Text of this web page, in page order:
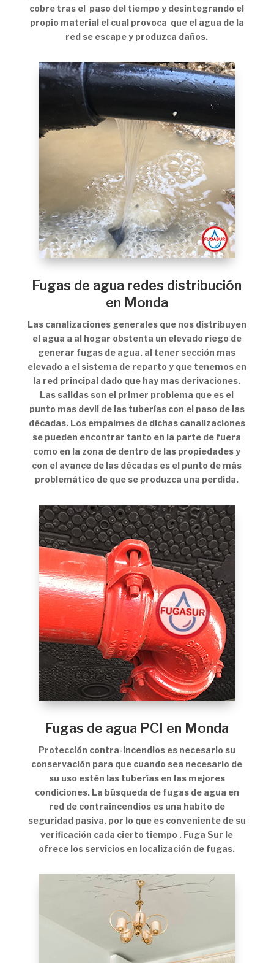
cobre tras el paso del tiempo y desintegrando el
propio material el cual provoca que el agua de la
red se escape y produzca daños.
Fugas de agua redes distribución
en Monda
Las canalizaciones generales que nos distribuyen
el agua a al hogar obstenta un elevado riego de
generar fugas de agua, al tener sección mas
elevado a el sistema de reparto y que tenemos en
la red principal dado que hay mas derivaciones.
Las salidas son el primer problema que es el
punto mas devil de las tuberías con el paso de las
décadas. Los empalmes de dichas canalizaciones
se pueden encontrar tanto en la parte de fuera
como en la zona de dentro de las propiedades y
con el avance de las décadas es el punto de más
problemático de que se produzca una perdida.
Fugas de agua PCI en Monda
Protección contra-incendios es necesario su
conservación para que cuando sea necesario de
su uso estén las tuberías en las mejores
condiciones. La búsqueda de fugas de agua en
red de contraincendios es una habito de
seguridad pasiva, por lo que es conveniente de su
verificación cada cierto tiempo . Fuga Sur le
ofrece los servicios en localización de fugas.